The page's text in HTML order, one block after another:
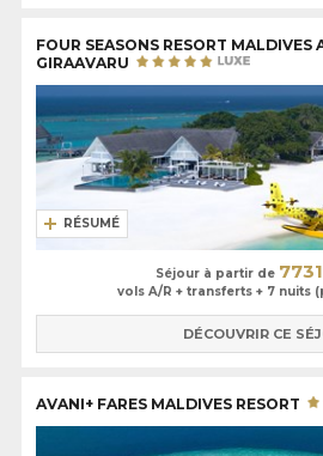
FOUR SEASONS RESORT MALDIVES
GIRAAVARU
RÉSUMÉ
Séjour à partir de
vols A/R + transferts + 7 nuits
DÉCOUVRIR CE
AVANI+ FARES MALDIVES RESORT